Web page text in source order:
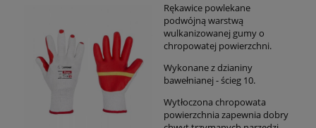
Rękawice powlekane
podwójną warstwą
wulkanizowanej gumy o
chropowatej powierzchni.
Wykonane z dzianiny
bawełnianej - ścieg 10.
Wytłoczona chropowata
powierzchnia zapewnia dobry